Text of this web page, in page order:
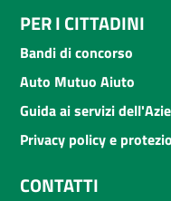
PER I CITTADINI
Bandi di concorso
Auto Mutuo Aiuto
Guida ai servizi
Privacy policy e
CONTATTI